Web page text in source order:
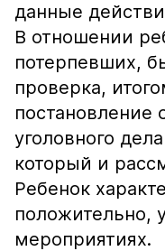
данные
В отношении
потерпевших,
проверка,
постановление
уголовного
который и
Ребенок
положительно,
мероприятиях.